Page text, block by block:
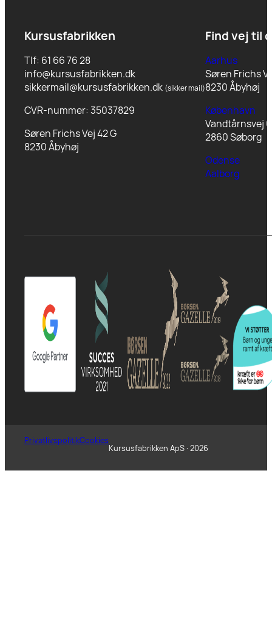
Kursusfabrikken
Tlf: 61 66 76 28
info@kursusfabrikken.dk
sikkermail@kursusfabrikken.dk (sikker mail)
CVR-nummer: 35037829
Søren Frichs Vej 42 G
8230 Åbyhøj
Find vej til
Aarhus
Søren Frichs
8230 Åbyhøj
København
Vandtårnsvej
2860 Søborg
Odense
Aalborg
PrivatlivspolitikCookies
Kursusfabrikken ApS · 2026